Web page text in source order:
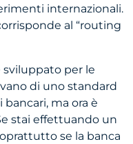
internazionali.
al “routing
sviluppato per le
di uno standard
ma ora è
stai effettuando un
se la banca